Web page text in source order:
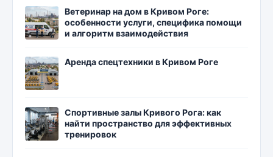
Ветеринар на дом в Кривом Роге:
особенности услуги, специфика помощи
и алгоритм взаимодействия
Аренда спецтехники в Кривом Роге
Спортивные залы Кривого Рога: как
найти пространство для эффективных
тренировок